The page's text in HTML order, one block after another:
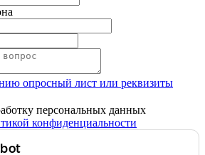
опросный лист или реквизиты
персональных данных
конфиденциальности